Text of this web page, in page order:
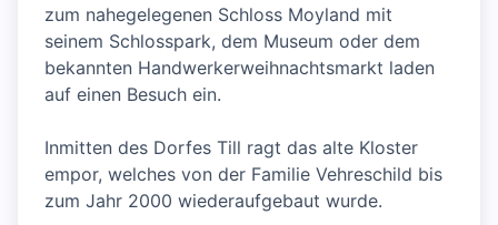
zum nahegelegenen Schloss Moyland mit
seinem Schlosspark, dem Museum oder dem
bekannten Handwerkerweihnachtsmarkt laden
auf einen Besuch ein.
Inmitten des Dorfes Till ragt das alte Kloster
empor, welches von der Familie Vehreschild bis
zum Jahr 2000 wiederaufgebaut wurde.